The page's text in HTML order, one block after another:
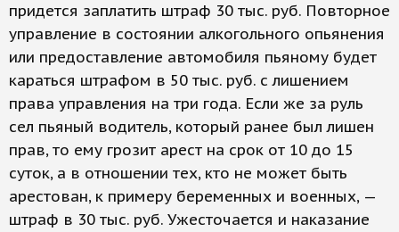
придется заплатить штраф 30 тыс. руб. Повторное
управление в состоянии алкогольного опьянения
или предоставление авто­мобиля пьяному будет
караться штрафом в 50 тыс. руб. с лишением
права управления на три года. Если же за руль
сел пьяный водитель, который ранее был лишен
прав, то ему грозит арест на срок от 10 до 15
суток, а в отношении тех, кто не может быть
арестован, к примеру беременных и военных, —
штраф в 30 тыс. руб. Ужесточается и наказание